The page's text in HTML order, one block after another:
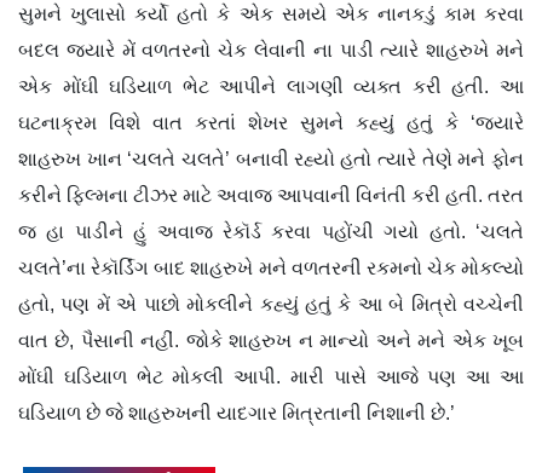
સુમને ખુલાસો કર્યો હતો કે એક સમયે એક નાનકડું કામ કરવા
બદલ જ્યારે મેં વળતરનો ચેક લેવાની ના પાડી ત્યારે શાહરુખે મને
એક મોંઘી ઘડિયાળ ભેટ આપીને લાગણી વ્યક્ત કરી હતી. આ
ઘટનાક્રમ વિશે વાત કરતાં શેખર સુમને કહ્યું હતું કે ‘જ્યારે
શાહરુખ ખાન ‘ચલતે ચલતે’ બનાવી રહ્યો હતો ત્યારે તેણે મને ફોન
કરીને ફિલ્મના ટીઝર માટે અવાજ આપવાની વિનંતી કરી હતી. તરત
જ હા પાડીને હું અવાજ રેકૉર્ડ કરવા પહોંચી ગયો હતો. ‘ચલતે
ચલતે’ના રેકૉર્ડિંગ બાદ શાહરુખે મને વળતરની રકમનો ચેક મોકલ્યો
હતો, પણ મેં એ પાછો મોકલીને કહ્યું હતું કે આ બે મિત્રો વચ્ચેની
વાત છે, પૈસાની નહીં. જોકે શાહરુખ ન માન્યો અને મને એક ખૂબ
મોંઘી ઘડિયાળ ભેટ મોકલી આપી. મારી પાસે આજે પણ આ આ
ઘડિયાળ છે જે શાહરુખની યાદગાર મિત્રતાની નિશાની છે.’